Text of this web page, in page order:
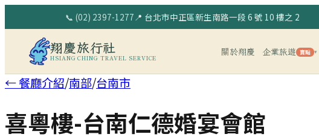
📞 (02) 2397-1277📍 台北市中正區新生南路一段 6 號 10 樓之 2
翔慶旅行社
HSIANG CHING TRAVEL SERVICE
關於翔慶 企業旅遊 賣點 ▾
← 餐廳介紹/南部/台南市
喜粵樓-台南仁德婚宴會館